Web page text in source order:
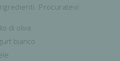
Procuratevi:
di oliva
bianco